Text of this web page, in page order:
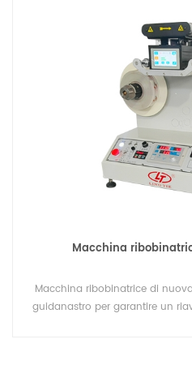
Macchina
Macchina ribobinatrice di
guidanastro per garantire un